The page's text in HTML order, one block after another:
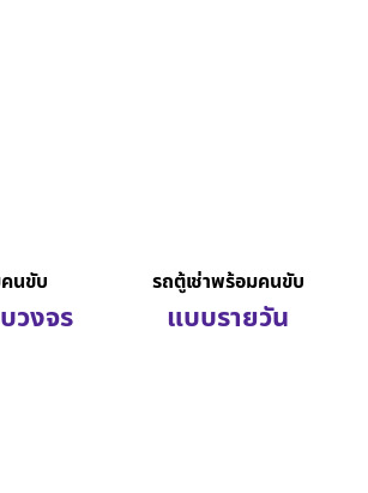
นขับ
วงจร
รถตู้เช่าพร้อมคนขับ
แบบรายวัน